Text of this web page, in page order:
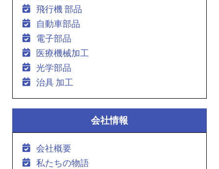
飛行機 部品
自動車部品
電子部品
医療機械加工
光学部品
治具 加工
会社情報
会社概要
私たちの物語